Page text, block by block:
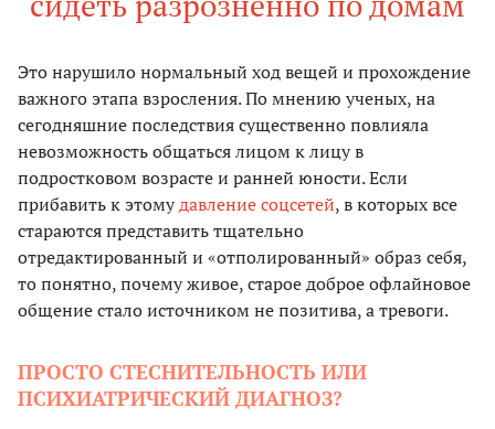
Это нарушило нормальный ход вещей и прохождение
важного этапа взросления. По мнению ученых, на
сегодняшние последствия существенно повлияла
невозможность общаться лицом к лицу в
подростковом возрасте и ранней юности. Если
прибавить к этомудавление соцсетей, в которых все
стараются представить тщательно
отредактированный и «отполированный» образ себя,
то понятно, почему живое, старое доброе офлайновое
общение стало источником не позитива, а тревоги.
ПРОСТО СТЕСНИТЕЛЬНОСТЬ ИЛИ
ПСИХИАТРИЧЕСКИЙ ДИАГНОЗ?